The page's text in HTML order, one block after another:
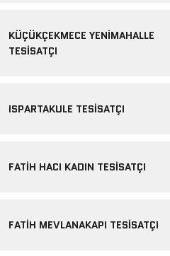
KÜÇÜKÇEKMECE YENIMAHALLE
TESISATÇI
ISPARTAKULE TESISATÇI
FATIH HACI KADIN TESISATÇI
FATIH MEVLANAKAPI TESISATÇI